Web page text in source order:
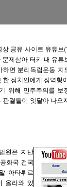
공유 사이트 유튜브
문제삼아 터키 내 유
하면 분리독립운동 지
한 정치인에게 징역형
위해 민주주의를 보
판결들이 잇달아 나오
원은 지난
화국 건국
아타튀르
올라와 있